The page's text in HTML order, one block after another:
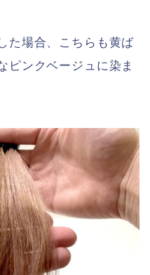
た場合、こちらも黄ば
ピンクベージュに染ま